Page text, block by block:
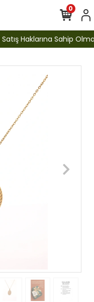
Haklarına Sahip
0